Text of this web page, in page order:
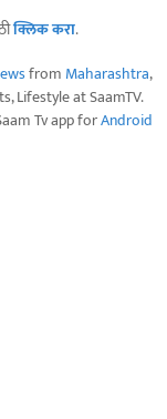
क्लिक करा.
from Maharashtra,
Lifestyle at SaamTV.
Tv app forAndroid